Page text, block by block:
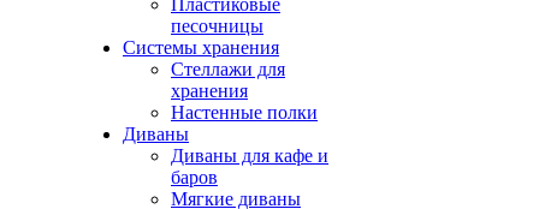
Пластиковые
песочницы
Системы хранения
Стеллажи для
хранения
Настенные полки
Диваны
Диваны для кафе и
баров
Мягкие диваны